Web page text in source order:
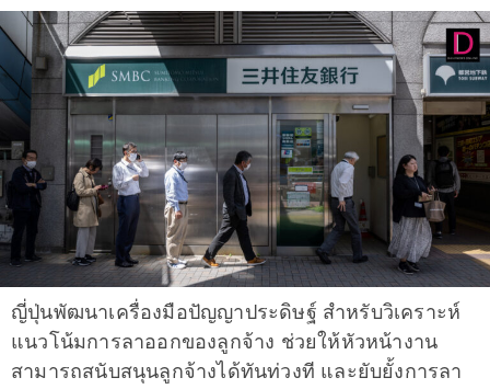
ญี่ปุ่นพัฒนาเครื่องมือปัญญาประดิษฐ์ สำหรับวิเคราะห์
แนวโน้มการลาออกของลูกจ้าง ช่วยให้หัวหน้างาน
สามารถสนับสนุนลูกจ้างได้ทันท่วงที และยับยั้งการลา